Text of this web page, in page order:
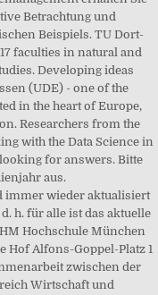
Betrachtung und
Beispiels. TU Dort­
faculties in natural and
Developing ideas
(UDE) - one of the
in the heart of Europe,
Researchers from the
with the Data Science in
for answers. Bitte
aus.
immer wieder aktualisiert
h. für alle ist das aktuelle
Hochschule München
Hof Alfons-Goppel-Platz 1
zwischen der
Wirtschaft und